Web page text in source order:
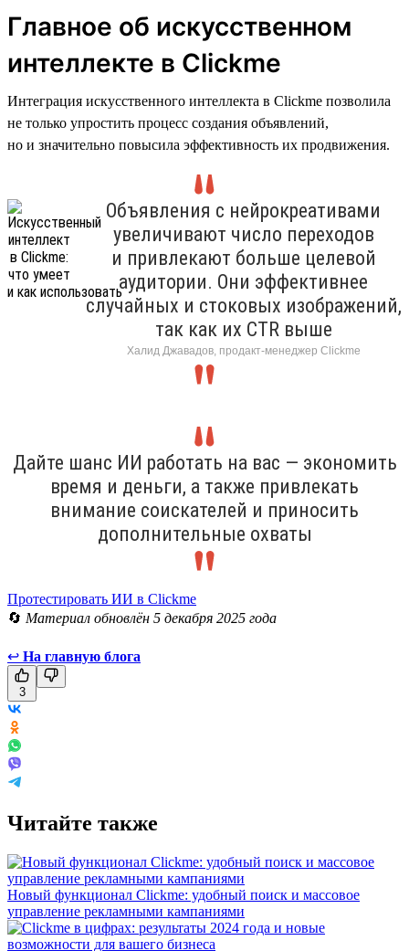
Главное об искусственном
интеллекте в Clickme
Интеграция искусственного интеллекта в Clickme позволила
не только упростить процесс создания объявлений,
но и значительно повысила эффективность их продвижения.
Объявления с нейрокреативами
увеличивают число переходов
и привлекают больше целевой
аудитории. Они эффективнее
случайных и стоковых изображений,
так как их CTR выше
Халид Джавадов, продакт-менеджер Clickme
Дайте шанс ИИ работать на вас — экономить
время и деньги, а также привлекать
внимание соискателей и приносить
дополнительные охваты
Протестировать ИИ в Clickme
🔄 Материал обновлён 5 декабря 2025 года
↩ На главную блога
3
Читайте также
Новый функционал Clickme: удобный поиск и массовое
управление рекламными кампаниями